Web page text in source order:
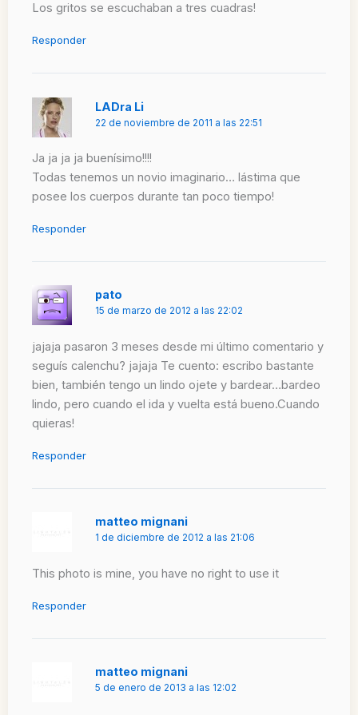
Los gritos se escuchaban a tres cuadras!
Responder
LADra Li
22 de noviembre de 2011 a las 22:51
Ja ja ja ja buenísimo!!!!
Todas tenemos un novio imaginario… lástima que
posee los cuerpos durante tan poco tiempo!
Responder
pato
15 de marzo de 2012 a las 22:02
jajaja pasaron 3 meses desde mi último comentario y
seguís calenchu? jajaja Te cuento: escribo bastante
bien, también tengo un lindo ojete y bardear…bardeo
lindo, pero cuando el ida y vuelta está bueno.Cuando
quieras!
Responder
matteo mignani
1 de diciembre de 2012 a las 21:06
This photo is mine, you have no right to use it
Responder
matteo mignani
5 de enero de 2013 a las 12:02